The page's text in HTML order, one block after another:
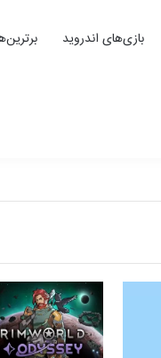
بازی‌های اندروید